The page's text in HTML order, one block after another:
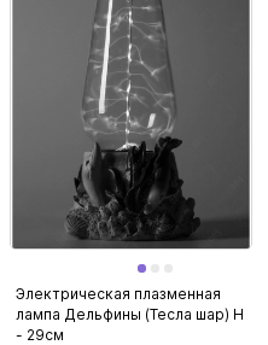
Электрическая плазменная
лампа Дельфины (Тесла шар) H
- 29см